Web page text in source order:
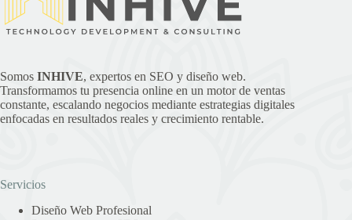
Somos INHIVE, expertos en SEO y diseño web.
Transformamos tu presencia online en un motor de ventas
constante, escalando negocios mediante estrategias digitales
enfocadas en resultados reales y crecimiento rentable.
Servicios
Diseño Web Profesional